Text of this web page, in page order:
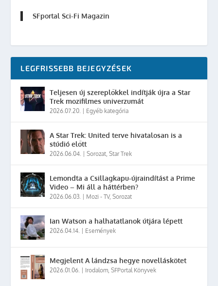
SFportal Sci-Fi Magazin
LEGFRISSEBB BEJEGYZÉSEK
Teljesen új szereplőkkel indítják újra a Star
Trek mozifilmes univerzumát
2026.07.20. Egyéb kategória
A Star Trek: United terve hivatalosan is a
stúdió előtt
2026.06.04. |Sorozat,Star Trek
Lemondta a Csillagkapu-újraindítást a Prime
Video – Mi áll a háttérben?
2026.06.03. Mozi - TV,Sorozat
Ian Watson a halhatatlanok útjára lépett
2026.04.14. Események
Megjelent A lándzsa hegye novelláskötet
2026.01.06. Irodalom,SFPortal Könyvek